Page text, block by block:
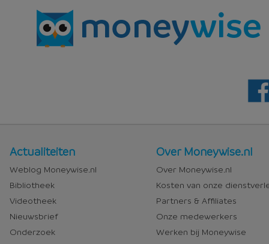
Nieuws
en
media
Actualiteiten
Weblog Moneywise.nl
Bibliotheek
Videotheek
Nieuwsbrief
Onderzoek
Over
Moneywise
Over Moneywise.nl
Over Moneywise.nl
Kosten van onze
Partners & Affiliates
Onze medewerkers
Werken bij Moneywise